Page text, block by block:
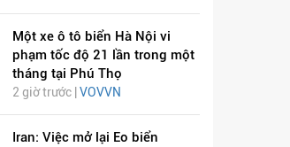
Một xe ô tô biển Hà Nội vi
phạm tốc độ 21 lần trong một
tháng tại Phú Thọ
2 giờ trước | VOVVN
Iran: Việc mở lại Eo biển